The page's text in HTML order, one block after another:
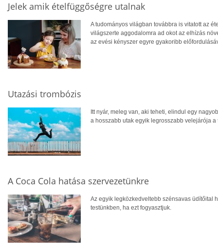
Jelek amik ételfüggőségre utalnak
A tudományos világban továbbra is vitatott az
világszerte aggodalomra ad okot az elhízás
az evési kényszer egyre gyakoribb
Utazási trombózis
Itt nyár, meleg van, aki teheti, elindul egy
a hosszabb utak egyik legrosszabb velejárója
A Coca Cola hatása szervezetünkre
Az egyik legközkedveltebb szénsavas üdítőital
testünkben, ha ezt fogyasztjuk.